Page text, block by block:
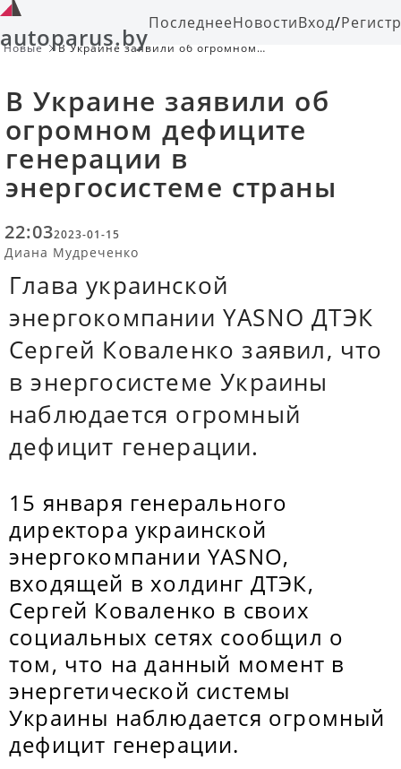
autoparus.byПоследнееНовостиВход/
Новые
В Украине заявили об огромном
В Украине заявили об
огромном дефиците
генерации в
энергосистеме страны
22:032023-01-15
Диана Мудреченко
Глава украинской
энергокомпании YASNO ДТЭК
Сергей Коваленко заявил, что
в энергосистеме Украины
наблюдается огромный
дефицит генерации.
15 января генерального
директора украинской
энергокомпании YASNO,
входящей в холдинг ДТЭК,
Сергей Коваленко в своих
социальных сетях сообщил о
том, что на данный момент в
энергетической системы
Украины наблюдается огромный
дефицит генерации.